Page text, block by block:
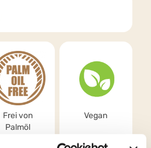
Frei von
Palmöl
Vegan